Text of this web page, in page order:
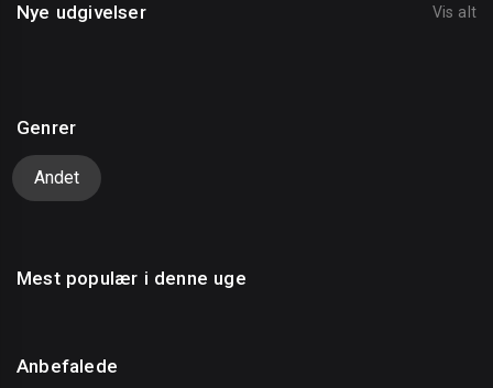
Nye udgivelser Vis alt
Genrer
Andet
Mest populær i denne uge
Anbefalede